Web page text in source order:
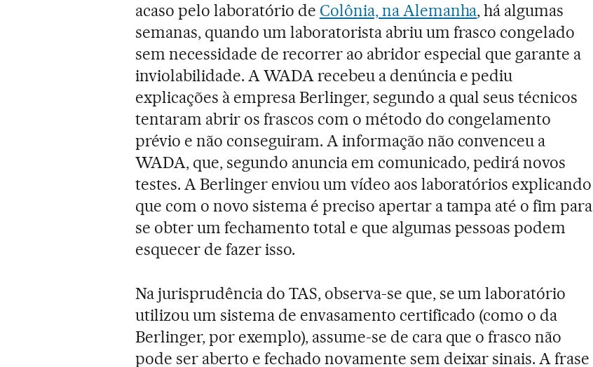
acaso pelo laboratório de Colônia, na Alemanha, há algumas
semanas, quando um laboratorista abriu um frasco congelado
sem necessidade de recorrer ao abridor especial que garante a
inviolabilidade. A WADA recebeu a denúncia e pediu
explicações à empresa Berlinger, segundo a qual seus técnicos
tentaram abrir os frascos com o método do congelamento
prévio e não conseguiram. A informação não convenceu a
WADA, que, segundo anuncia em comunicado, pedirá novos
testes. A Berlinger enviou um vídeo aos laboratórios explicando
que com o novo sistema é preciso apertar a tampa até o fim para
se obter um fechamento total e que algumas pessoas podem
esquecer de fazer isso.
Na jurisprudência do TAS, observa-se que, se um laboratório
utilizou um sistema de envasamento certificado (como o da
Berlinger, por exemplo), assume-se de cara que o frasco não
pode ser aberto e fechado novamente sem deixar sinais. A frase